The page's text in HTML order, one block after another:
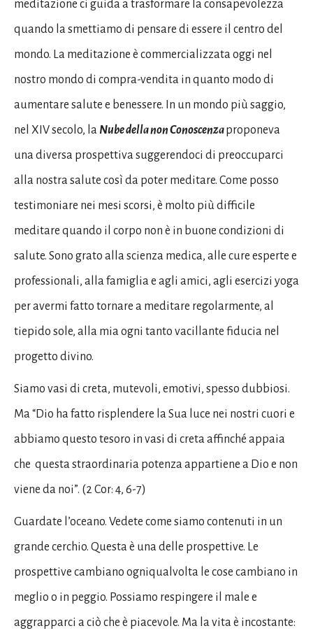
meditazione ci guida a trasformare la consapevolezza
quando la smettiamo di pensare di essere il centro del
mondo. La meditazione è commercializzata oggi nel
nostro mondo di compra-vendita in quanto modo di
aumentare salute e benessere. In un mondo più saggio,
nel XIV secolo, la Nube della non Conoscenzaproponeva
una diversa prospettiva suggerendoci di preoccuparci
alla nostra salute così da poter meditare. Come posso
testimoniare nei mesi scorsi, è molto più difficile
meditare quando il corpo non è in buone condizioni di
salute. Sono grato alla scienza medica, alle cure esperte e
professionali, alla famiglia e agli amici, agli esercizi yoga
per avermi fatto tornare a meditare regolarmente, al
tiepido sole, alla mia ogni tanto vacillante fiducia nel
progetto divino.
Siamo vasi di creta, mutevoli, emotivi, spesso dubbiosi.
Ma “Dio ha fatto risplendere la Sua luce nei nostri cuori e
abbiamo questo tesoro in vasi di creta affinché appaia
che questa straordinaria potenza appartiene a Dio e non
viene da noi”. (2 Cor: 4, 6-7)
Guardate l’oceano. Vedete come siamo contenuti in un
grande cerchio. Questa è una delle prospettive. Le
prospettive cambiano ogniqualvolta le cose cambiano in
meglio o in peggio. Possiamo respingere il male e
aggrapparci a ciò che è piacevole. Ma la vita è incostante: